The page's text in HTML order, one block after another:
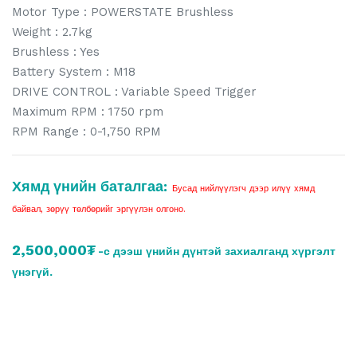
Motor Type : POWERSTATE Brushless
Weight : 2.7kg
Brushless : Yes
Battery System : M18
DRIVE CONTROL : Variable Speed Trigger
Maximum RPM : 1750 rpm
RPM Range : 0-1,750 RPM
Хямд үнийн баталгаа: Бусад нийлүүлэгч дээр илүү хямд
байвал, зөрүү төлбөрийг эргүүлэн олгоно.
2,500,000₮ -с дээш үнийн дүнтэй захиалганд хүргэлт
үнэгүй.